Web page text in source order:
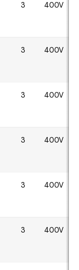
3 400V
3 400V
3 400V
3 400V
3 400V
3 400V